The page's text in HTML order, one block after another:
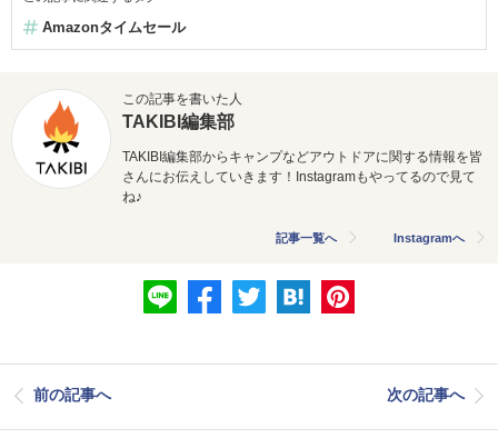
Amazonタイムセール
この記事を書いた人
TAKIBI編集部
TAKIBI編集部からキャンプなどアウトドアに関する情報を皆
さんにお伝えしていきます！Instagramもやってるので見て
ね♪
記事一覧へ Instagramへ
前の記事へ 次の記事へ